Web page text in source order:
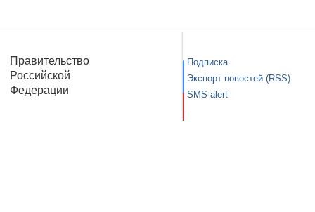
Правительство
Российской
Федерации
Подписка
Экспорт новостей (RSS)
SMS-alert